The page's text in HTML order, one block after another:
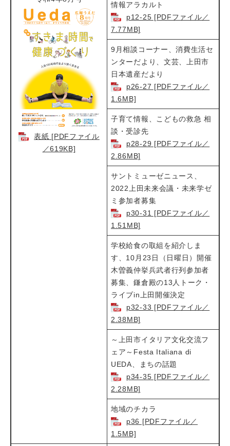
表紙 [PDFファイル
／619KB]
情報アラカルト​
p12-25 [PDFファイル／
7.77MB]
9月相談コーナー、消費生活セ
ンターだより、文芸、上田市
日本遺産だより
p26-27 [PDFファイル／
1.6MB]
子育て情報、こどもの救急 相
談・受診先​
p28-29 [PDFファイル／
2.86MB]
サントミューゼニュース、
2022上田未来会議・未来学ゼ
ミ参加者募集​
p30-31 [PDFファイル／
1.51MB]
学校給食の取組を紹介しま
す、10月23日（日曜日）開催
木曽義仲挙兵武者行列参加者
募集、鎌倉殿の13人トーク・
ライブin上田開催決定​
p32-33 [PDFファイル／
2.38MB]
～上田市イタリア文化交流フ
ェア～Festa Italiana di
UEDA、まちの話題​​
p34-35 [PDFファイル／
2.28MB]
地域のチカラ​
p36 [PDFファイル／
1.5MB]